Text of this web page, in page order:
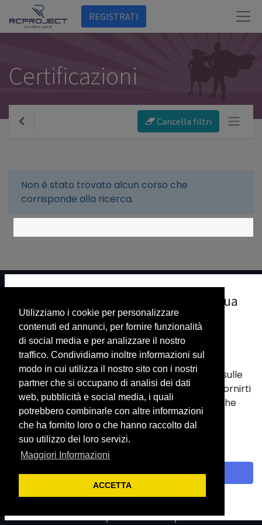
Utilizziamo i cookie per personalizzare
contenuti ed annunci, per fornire funzionalità
di social media e per analizzare il nostro
traffico. Condividiamo inoltre informazioni sul
modo in cui utilizza il nostro sito con i nostri
partner che si occupano di analisi dei dati
web, pubblicità e social media, i quali
potrebbero combinarle con altre informazioni
che ha fornito loro o che hanno raccolto dal
suo utilizzo dei loro servizi.
Maggiori Informazioni
ACCETTA
REGISTRATI
Certificazioni
Cancella filtri
Non è stato trovato alcun corso che
corrisponde alla ricerca.
Collegamenti utili
Home
Chi siamo
Prodotti
Servizi
Legale
Politica privacy
Contattaci
Siamo un team di persone che, con passione, si è
posto l'obiettivo di migliorare la vita di tutti
grazie a prodotti rivoluzionari. Sviluppiamo
soluzioni eccellenti per risolvere i problemi della
La nostra priorità è il rispetto della tua
privacy.
Utilizziamo i cookie per fornirti una migliore
esperienza utente.
Vengono usati per memorizzare informazioni sulle
tue abitudini nel nostro sito web. Ci aiutano a fornirti
la migliore esperienza e a personalizzare ciò che
viene visualizzato.
Con un clic sul banner fornisci il consenso alla
raccolta dei dati.
Accetto
Politica sui cookie